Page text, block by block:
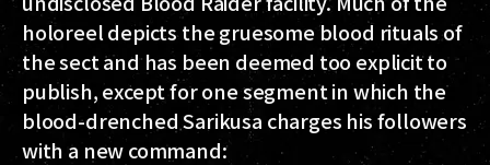
holoreel depicts the gruesome blood rituals of
the sect and has been deemed too explicit to
publish, except for one segment in which the
blood-drenched Sarikusa charges his followers
with a new command: